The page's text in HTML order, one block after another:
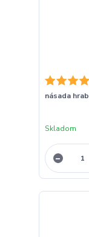
násada
Skladom